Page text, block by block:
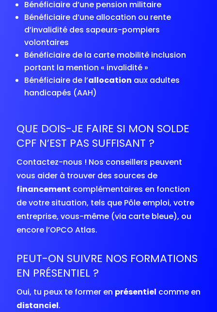
Bénéficiaire d’une pension militaire
Bénéficiaire d’une allocation ou rente
d’invalidité des sapeurs-pompiers
volontaires
Bénéficiaire de la carte mobilité inclusion
portant la mention « invalidité »
Bénéficiaire de l’allocation aux adultes
handicapés (AAH)
QUE DOIS-JE FAIRE SI MON SOLDE
CPF N’EST PAS SUFFISANT ?
Contactez-nous ! Nos conseillers peuvent
vous aider à trouver des sources de
financement complémentaires en fonction
de votre situation, tels que Pôle emploi, votre
entreprise, vous-même (via carte bleue), ou
encore l’OPCO Atlas.
PEUT-ON SUIVRE NOS FORMATIONS
EN PRÉSENTIEL ?
Oui, tu peux te former en présentiel comme en
distanciel.